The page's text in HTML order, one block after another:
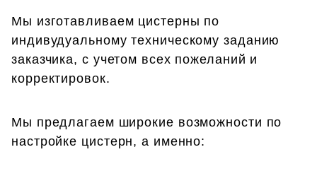
Мы изготавливаем цистерны по
индивудуальному техническому заданию
заказчика, с учетом всех пожеланий и
корректировок.
Мы предлагаем широкие возможности по
настройке цистерн, а именно: